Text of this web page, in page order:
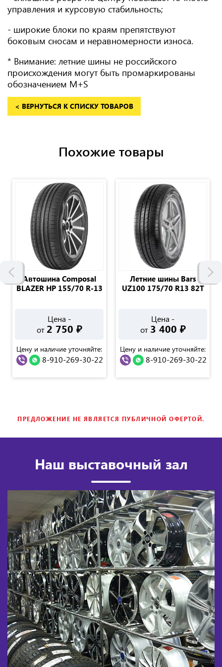
управления и курсовую стабильность;
- широкие блоки по краям препятствуют
боковым сносам и неравномерности износа.
* Внимание: летние шины не российского
происхождения могут быть промаркированы
обозначением M+S
< ВЕРНУТЬСЯ К СПИСКУ ТОВАРОВ
Похожие товары
Автошина Composal
BLAZER HP 155/70 R-13
Цена -
от 2 750 ₽
Цену и наличие уточняйте:
8-910-269-30-22
Летние шины Bars
UZ100 175/70 R13 82T
Цена -
от 3 400 ₽
Цену и наличие уточняйте:
8-910-269-30-22
ПРЕДЛОЖЕНИЕ НЕ ЯВЛЯЕТСЯ ПУБЛИЧНОЙ ОФЕРТОЙ.
Наш выставочный зал